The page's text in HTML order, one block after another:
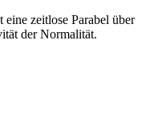
zeitlose Parabel über
der Normalität.